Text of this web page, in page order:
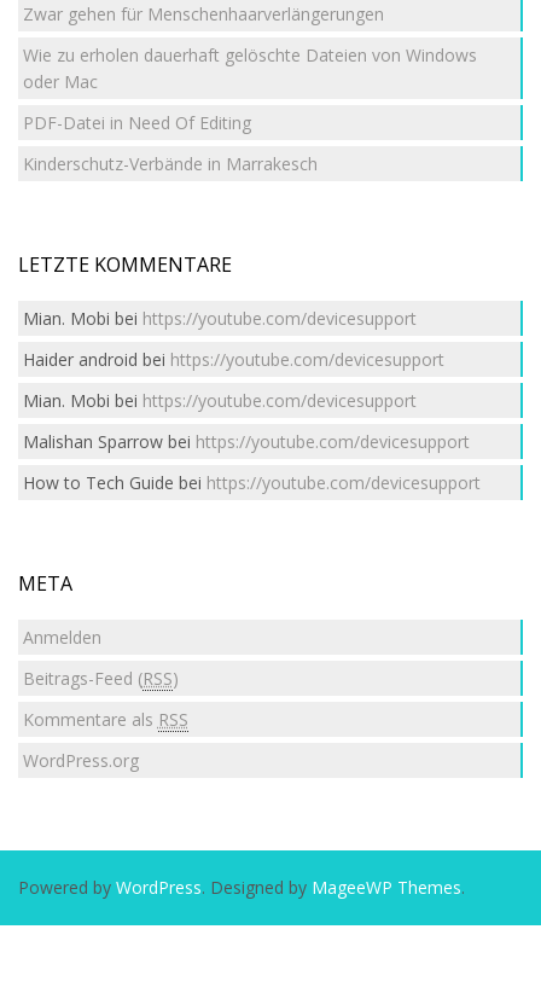
Zwar gehen für Menschenhaarverlängerungen
Wie zu erholen dauerhaft gelöschte Dateien von Windows
oder Mac
PDF-Datei in Need Of Editing
Kinderschutz-Verbände in Marrakesch
LETZTE KOMMENTARE
Mian. Mobi bei https://youtube.com/devicesupport
Haider android bei https://youtube.com/devicesupport
Mian. Mobi bei https://youtube.com/devicesupport
Malishan Sparrowbei https://youtube.com/devicesupport
How to Tech Guide bei https://youtube.com/devicesupport
META
Anmelden
Beitrags-Feed (RSS)
Kommentare als RSS
WordPress.org
Powered by WordPress. Designed by MageeWP Themes.